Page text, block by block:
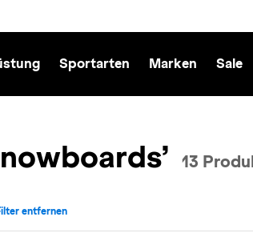
Sportarten Marken Sale
13
Nitro Snowboards entfernen
entfernen